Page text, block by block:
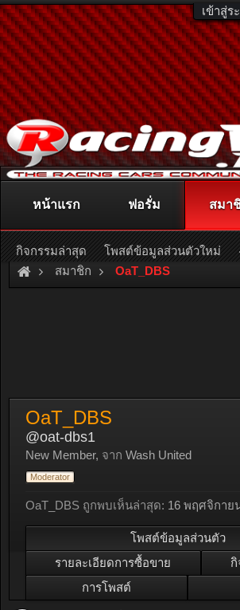
เข้าสู่ร
ติดต่อลงโฆษณา racingweb@gmail.comหรื
หรืออ่านรายละเอียดเพิ่มเติม
สมาชิก OaT_DBS
OaT_DBS
@oat-dbs1
New Member, จาก Wash United
Moderator
OaT_DBS ถูกพบเห็นล่าสุด: 16 พฤศจิกาย
โพสต์ข้อมูลส่วนตัว
รายละเอียดการซื้อขาย
การโพสต์
หน้าแรก ฟอรั่ม สมา
กิจกรรมล่าสุด โพสต์ข้อมูลส่วนตัวใหม่